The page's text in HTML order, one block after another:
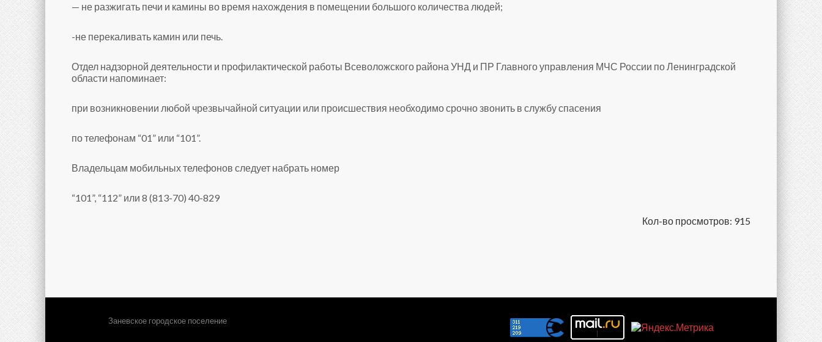
— не разжигать печи и камины во время нахождения в помещении большого количества людей;
-не перекаливать камин или печь.
Отдел надзорной деятельности и профилактической работы Всеволожского района УНД и ПР Главного управления МЧС России по Ленинградской
области напоминает:
при возникновении любой чрезвычайной ситуации или происшествия необходимо срочно звонить в службу спасения
по телефонам “01” или “101”.
Владельцам мобильных телефонов следует набрать номер
“101”, “112” или 8 (813-70) 40-829
Кол-во просмотров: 915
Заневское городское поселение